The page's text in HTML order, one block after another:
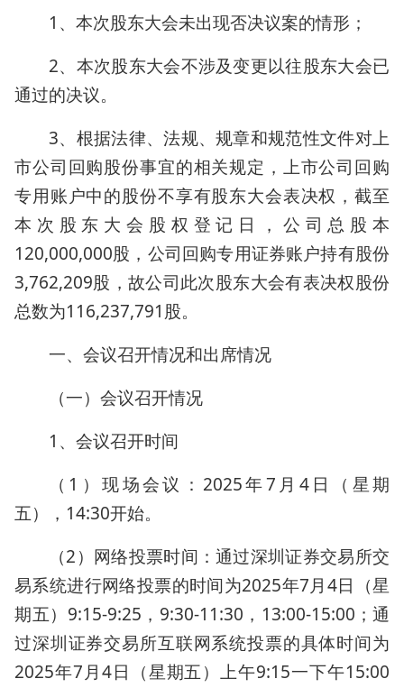
1、本次股东大会未出现否决议案的情形；
2、本次股东大会不涉及变更以往股东大会已
通过的决议。
3、根据法律、法规、规章和规范性文件对上
市公司回购股份事宜的相关规定，上市公司回购
专用账户中的股份不享有股东大会表决权，截至
本次股东大会股权登记日，公司总股本
120,000,000股，公司回购专用证券账户持有股份
3,762,209股，故公司此次股东大会有表决权股份
总数为116,237,791股。
一、会议召开情况和出席情况
（一）会议召开情况
1、会议召开时间
（1）现场会议：2025年7月4日（星期
五），14:30开始。
（2）网络投票时间：通过深圳证券交易所交
易系统进行网络投票的时间为2025年7月4日（星
期五）9:15-9:25，9:30-11:30，13:00-15:00；通
过深圳证券交易所互联网系统投票的具体时间为
2025年7月4日（星期五）上午9:15一下午15:00